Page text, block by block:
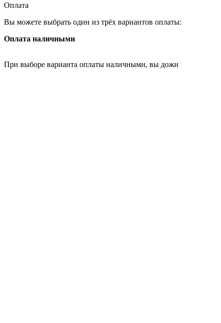
Оплата
Вы можете выбрать один из трёх вариантов оплаты:
Оплата наличными
При выборе варианта оплаты наличными, вы дожи